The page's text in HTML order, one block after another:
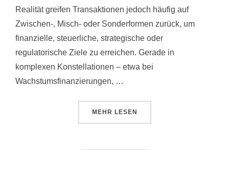
Realität greifen Transaktionen jedoch häufig auf
Zwischen-, Misch- oder Sonderformen zurück, um
finanzielle, steuerliche, strategische oder
regulatorische Ziele zu erreichen. Gerade in
komplexen Konstellationen – etwa bei
Wachstumsfinanzierungen, …
MEHR LESEN